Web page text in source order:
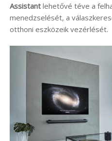
Assistant lehetővé téve a
menedzselését, a
otthoni eszközeik vezérlését.